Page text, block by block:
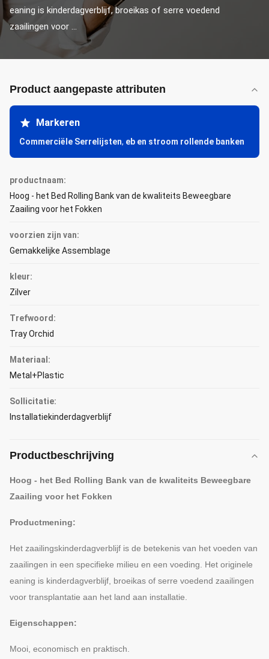
eaning is kinderdagverblijf, broeikas of serre voedend
zaailingen voor ...
Product aangepaste attributen
Markeren
Commerciële Serrelijsten, eb en stroom rollende banken
productnaam:
Hoog - het Bed Rolling Bank van de kwaliteits Beweegbare
Zaailing voor het Fokken
voorzien zijn van:
Gemakkelijke Assemblage
kleur:
Zilver
Trefwoord:
Tray Orchid
Materiaal:
Metal+Plastic
Sollicitatie:
Installatiekinderdagverblijf
Productbeschrijving
Hoog - het Bed Rolling Bank van de kwaliteits Beweegbare
Zaailing voor het Fokken
Productmening:
Het zaailingskinderdagverblijf is de betekenis van het voeden van
zaailingen in een specifieke milieu en een voeding. Het originele
eaning is kinderdagverblijf, broeikas of serre voedend zaailingen
voor transplantatie aan het land aan installatie.
Eigenschappen:
Mooi, economisch en praktisch.